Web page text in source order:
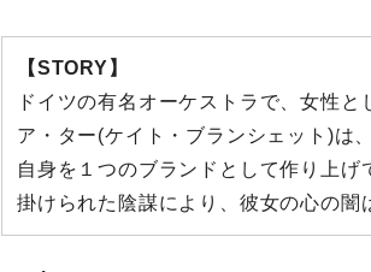
【STORY】
ドイツの有名オーケストラで、⼥性
ア・ター(ケイト・ブランシェット)は
⾃⾝を１つのブランドとして作り上
掛けられた陰謀により、彼⼥の⼼の闇